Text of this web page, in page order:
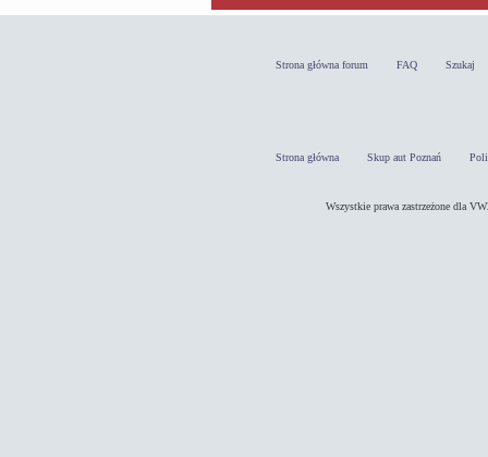
Strona główna forum FAQ Szukaj
Strona główna Skup aut Poznań
Wszystkie prawa zastrzeżone dla